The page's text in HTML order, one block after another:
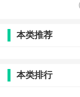
本类推荐
本类排行